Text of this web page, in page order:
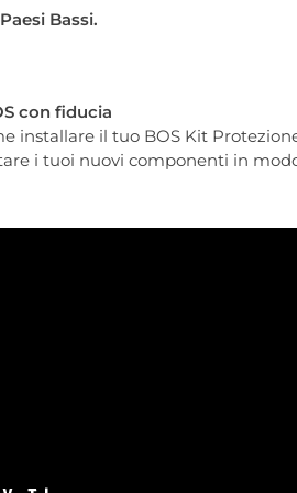
Bassi.
con fiducia
installare il tuo BOS Kit
i tuoi nuovi componenti in